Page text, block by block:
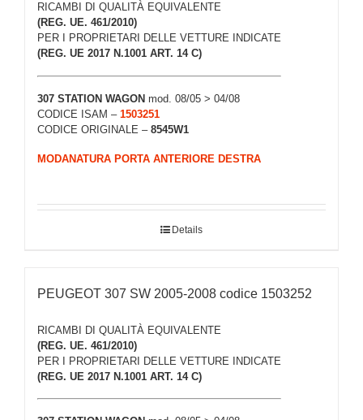
RICAMBI DI QUALITÀ EQUIVALENTE
(REG. UE. 461/2010)
PER I PROPRIETARI DELLE VETTURE INDICATE
(REG. UE 2017 N.1001 ART. 14 C)
307 STATION WAGON mod. 08/05 > 04/08
CODICE ISAM – 1503251
CODICE ORIGINALE – 8545W1
MODANATURA PORTA ANTERIORE DESTRA
Details
PEUGEOT 307 SW 2005-2008 codice 1503252
RICAMBI DI QUALITÀ EQUIVALENTE
(REG. UE. 461/2010)
PER I PROPRIETARI DELLE VETTURE INDICATE
(REG. UE 2017 N.1001 ART. 14 C)